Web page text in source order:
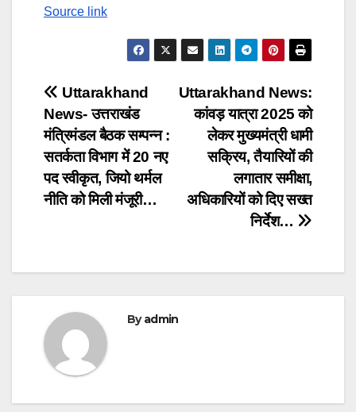
Source link
Post
navigation
Uttarakhand News:
कांवड़ यात्रा 2025 को
लेकर मुख्यमंत्री धामी
सक्रिय, तैयारियों की
लगातार समीक्षा,
अधिकारियों को दिए सख्त
निर्देश…
Uttarakhand
News- उत्तराखंड
मंत्रिमंडल बैठक सम्पन्न :
सतर्कता विभाग में 20 नए
पद स्वीकृत, जियो थर्मल
नीति को मिली मंजूरी…
Byadmin